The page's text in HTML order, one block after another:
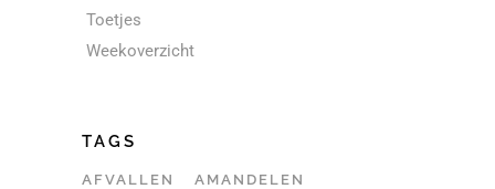
Toetjes
Weekoverzicht
TAGS
AFVALLEN AMANDELEN